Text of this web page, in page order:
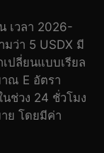
เวลา 2026-
ว่า 5 USDX มี
ปลี่ยนแบบเรียล
ณ E อัตรา
ช่วง 24 ชั่วโมง
ย โดยมีค่า